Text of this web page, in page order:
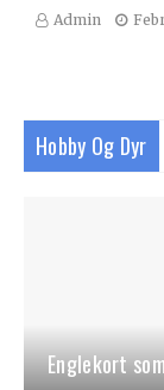
Admin
Hobby Og Dyr
Englekort